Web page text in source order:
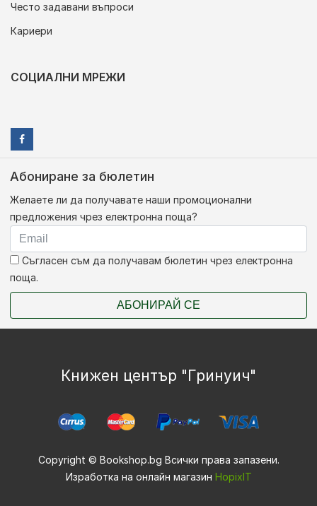
Често задавани въпроси
Кариери
СОЦИАЛНИ МРЕЖИ
Абониране за бюлетин
Желаете ли да получавате наши промоционални
предложения чрез електронна поща?
Съгласен съм да получавам бюлетин чрез електронна
поща.
АБОНИРАЙ СЕ
Книжен център "Гринуич"
Copyright © Bookshop.bg Всички права запазени.
Изработка на онлайн магазин HopixIT